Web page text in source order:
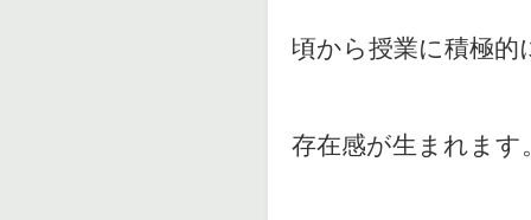
頃から授業に積極
存在感が生まれます